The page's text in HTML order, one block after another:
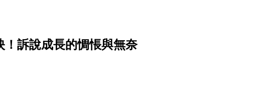
訴說成長的惆悵與無奈